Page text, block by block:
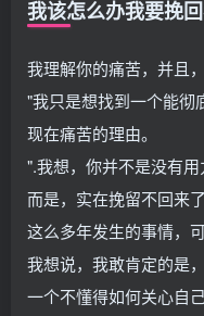
我该怎么办我要挽
我理解你的痛苦，并且
"我只是想找到一个能彻
现在痛苦的理由。
".我想，你并不是没有用
而是，实在挽留不回来了
这么多年发生的事情，
我想说，我敢肯定的是
一个不懂得如何关心自